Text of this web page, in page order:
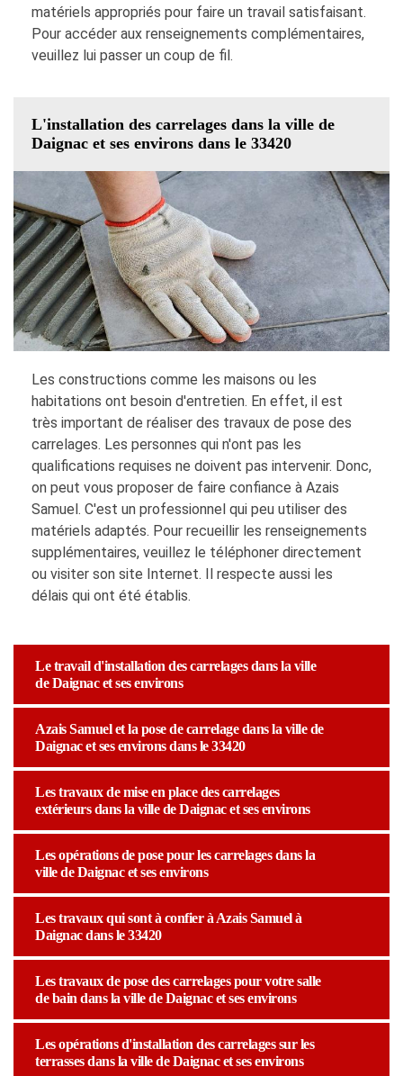
matériels appropriés pour faire un travail satisfaisant.
Pour accéder aux renseignements complémentaires,
veuillez lui passer un coup de fil.
L'installation des carrelages dans la ville de
Daignac et ses environs dans le 33420
Les constructions comme les maisons ou les
habitations ont besoin d'entretien. En effet, il est
très important de réaliser des travaux de pose des
carrelages. Les personnes qui n'ont pas les
qualifications requises ne doivent pas intervenir. Donc,
on peut vous proposer de faire confiance à Azais
Samuel. C'est un professionnel qui peu utiliser des
matériels adaptés. Pour recueillir les renseignements
supplémentaires, veuillez le téléphoner directement
ou visiter son site Internet. Il respecte aussi les
délais qui ont été établis.
Le travail d'installation des carrelages dans la ville
de Daignac et ses environs
Azais Samuel et la pose de carrelage dans la ville de
Daignac et ses environs dans le 33420
Les travaux de mise en place des carrelages
extérieurs dans la ville de Daignac et ses environs
Les opérations de pose pour les carrelages dans la
ville de Daignac et ses environs
Les travaux qui sont à confier à Azais Samuel à
Daignac dans le 33420
Les travaux de pose des carrelages pour votre salle
de bain dans la ville de Daignac et ses environs
Les opérations d'installation des carrelages sur les
terrasses dans la ville de Daignac et ses environs